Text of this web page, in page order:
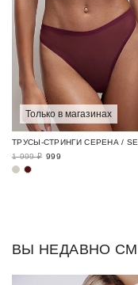
Только в магазинах
1 999 ₽ 999
ВЫ НЕДАВНО